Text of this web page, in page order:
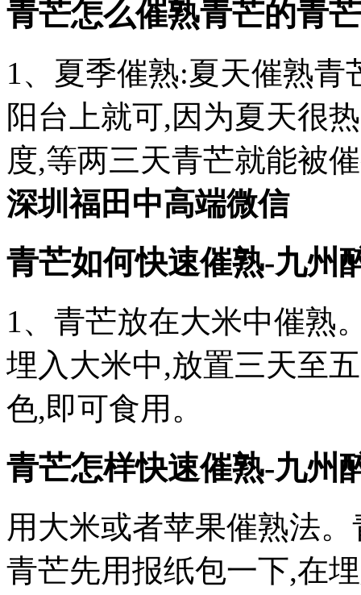
青芒怎么催熟青芒的青
1、夏季催熟:夏天催熟
阳台上就可,因为夏天很
度,等两三天青芒就能被
深圳福田中高端微信
青芒如何快速催熟-九州
1、青芒放在大米中催熟
埋入大米中,放置三天至
色,即可食用。
青芒怎样快速催熟-九州
用大米或者苹果催熟法
青芒先用报纸包一下,在